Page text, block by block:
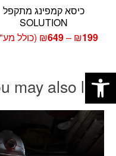
כיסא קמפינג מתקפל
SOLUTION
₪199
–
₪649
טווח
(כולל
may also like
פתח סרגל